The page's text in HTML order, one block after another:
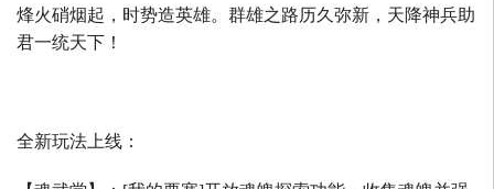
烽火硝烟起，时势造英雄。群雄之路历久弥新，天降神兵助
君一统天下！
全新玩法上线：